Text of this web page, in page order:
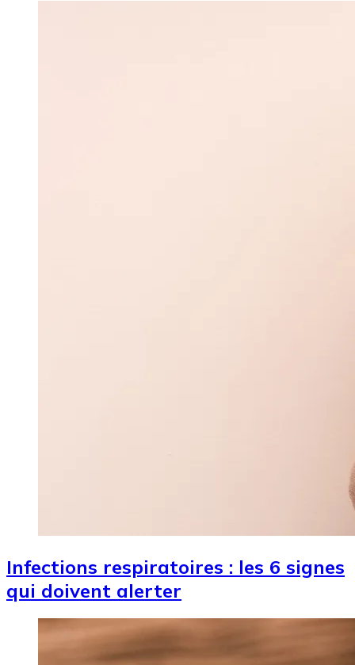
Infections respiratoires : les 6 signes
qui doivent alerter
Image